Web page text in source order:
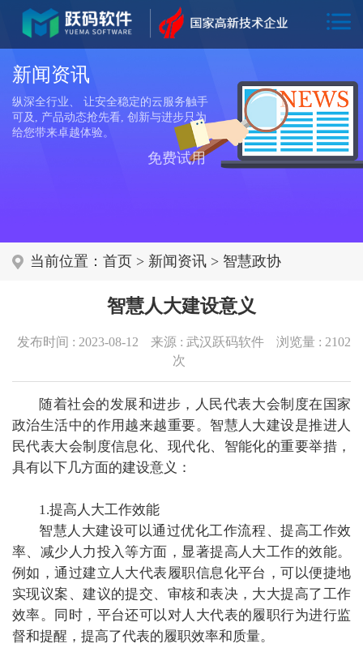
新闻资讯
纵深全行业、 让安全稳定的云服务触手
可及, 产品动态抢先看, 创新与进步只为
给您带来卓越体验。
免费试用
当前位置： 首页> 新闻资讯> 智慧政协
智慧人大建设意义
发布时间 : 2023-08-12 来源 : 武汉跃码软件 浏览量 : 2102
次
随着社会的发展和进步，人民代表大会制度在国家
政治生活中的作用越来越重要。智慧人大建设是推进人
民代表大会制度信息化、现代化、智能化的重要举措，
具有以下几方面的建设意义：
1.提高人大工作效能
智慧人大建设可以通过优化工作流程、提高工作效
率、减少人力投入等方面，显著提高人大工作的效能。
例如，通过建立人大代表履职信息化平台，可以便捷地
实现议案、建议的提交、审核和表决，大大提高了工作
效率。同时，平台还可以对人大代表的履职行为进行监
督和提醒，提高了代表的履职效率和质量。